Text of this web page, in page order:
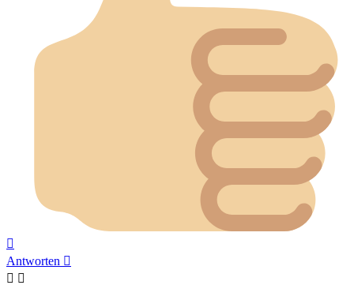
oben
Antworten